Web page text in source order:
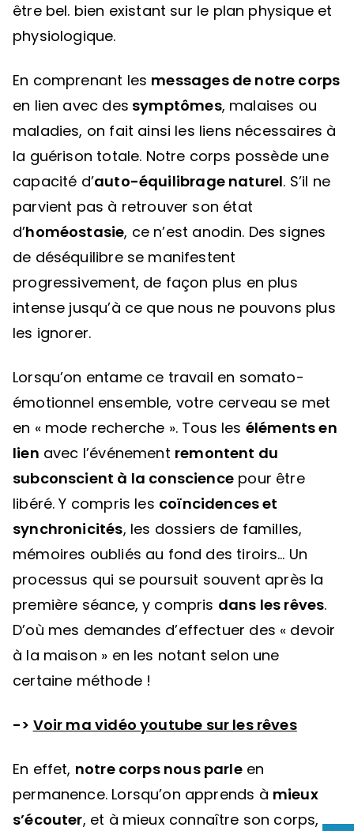
être bel. bien existant sur le plan physique et
physiologique.
En comprenant les messages de notre corps
en lien avec des symptômes, malaises ou
maladies, on fait ainsi les liens nécessaires à
la guérison totale. Notre corps possède une
capacité d’auto-équilibrage naturel. S’il ne
parvient pas à retrouver son état
d’homéostasie, ce n’est anodin. Des signes
de déséquilibre se manifestent
progressivement, de façon plus en plus
intense jusqu’à ce que nous ne pouvons plus
les ignorer.
Lorsqu’on entame ce travail en somato-
émotionnel ensemble, votre cerveau se met
en « mode recherche ». Tous les éléments en
lien avec l’événement remontent du
subconscient à la conscience pour être
libéré. Y compris les coïncidences et
synchronicités, les dossiers de familles,
mémoires oubliés au fond des tiroirs… Un
processus qui se poursuit souvent après la
première séance, y compris dans les rêves.
D’où mes demandes d’effectuer des « devoir
à la maison » en les notant selon une
certaine méthode !
-> Voir ma vidéo youtube sur les rêves
En effet, notre corps nous parleen
permanence. Lorsqu’on apprends à mieux
s’écouter, et à mieux connaître son corps,